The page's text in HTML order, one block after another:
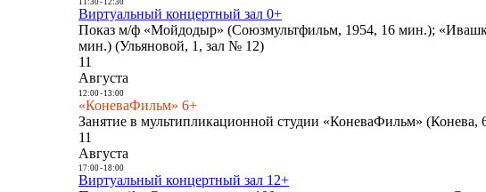
11:30- 12:30
Виртуальный концертный зал 0+
Показ м/ф «Мойдодыр» (Союзмультфильм, 1954, 16 мин.);
мин.) (Ульяновой, 1, зал № 12)
11
Августа
12:00- 13:00
«КоневаФильм» 6+
Занятие в мультипликационной студии «КоневаФильм» (Конева,
11
Августа
17:00- 18:00
Виртуальный концертный зал 12+